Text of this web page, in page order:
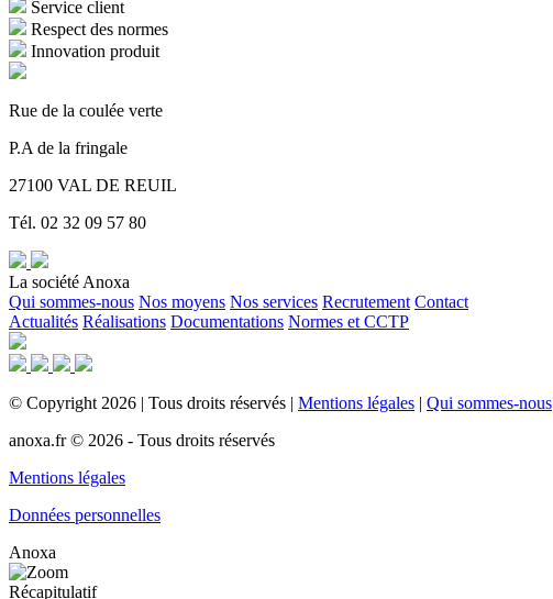
Service client
Respect des normes
Innovation produit
Rue de la coulée verte
P.A de la fringale
27100 VAL DE REUIL
Tél. 02 32 09 57 80
La société Anoxa
Qui sommes-nous Nos moyens Nos services Recrutement Contact
Actualités Réalisations Documentations Normes et CCTP
© Copyright 2026 | Tous droits réservés | Mentions légales | Qui sommes-nous
anoxa.fr © 2026 - Tous droits réservés
Mentions légales
Données personnelles
Anoxa
Récapitulatif